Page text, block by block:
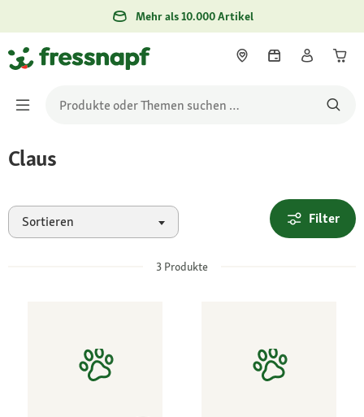
Mehr als 10.000 Artikel
Claus
Sortieren Filter
3 Produkte